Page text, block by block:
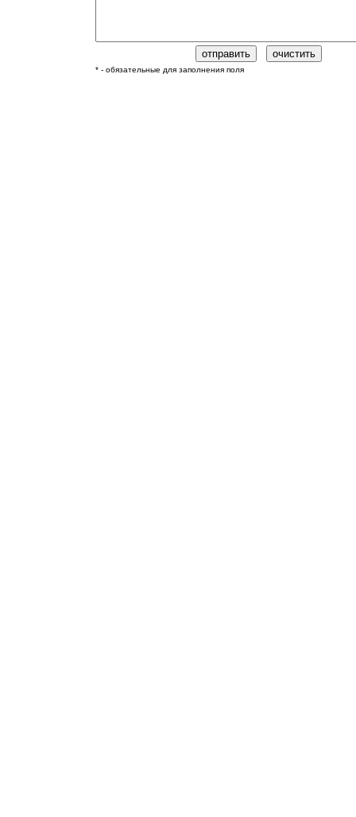
* - обязательные для заполнения поля